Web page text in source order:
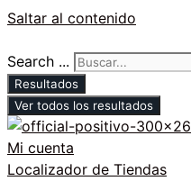
Saltar al contenido
Search ...
Resultados
Ver todos los resultados
Mi cuenta
Localizador de Tiendas